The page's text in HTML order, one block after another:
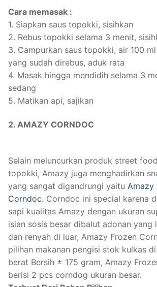
Cara memasak :
1. Siapkan saus topokki, sisihkan
2. Rebus topokki selama 3 menit,
3. Campurkan saus topokki, air 100
yang sudah direbus, aduk rata
4. Masak hingga mendidih selama 3
sedang
5. Matikan api, sajikan
2. AMAZY CORNDOC
Selain meluncurkan produk street
topokki, Amazy juga menghadirkan
yang sangat digandrungi yaitu Amazy
Corndoc. Corndoc ini special karena
sapi kualitas Amazy dengan ukuran
isian sosis besar dibalut adonan yang
dan renyah di luar, Amazy Frozen
pilihan makanan pengisi stok kulkas
berat Bersih ± 175 gram, Amazy
berisi 2 pcs corndog ukuran besar.